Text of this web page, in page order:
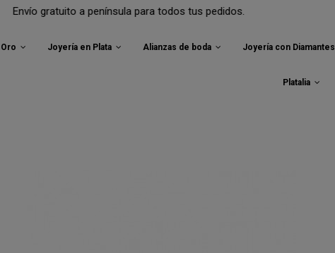
a península para todos tus pedidos.
Joyería en Plata Alianzas de boda Joyería con Diamantes
Platalia